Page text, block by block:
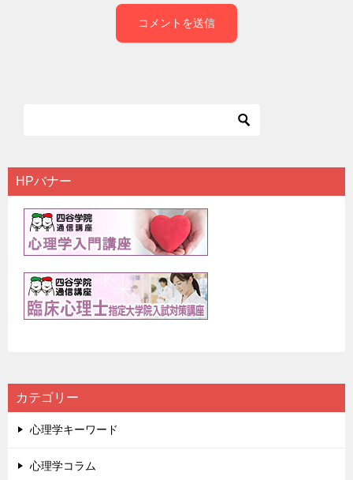
HPバナー
カテゴリー
心理学キーワード
心理学コラム